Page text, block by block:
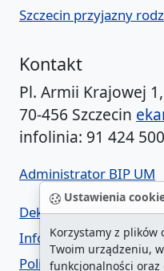
Ustawienia
Korzystamy z plików
Twoim urządzeniu,
funkcjonalności
Szczecin przyjazny
Kontakt
Pl. Armii Krajowej 1,
70-456 Szczecin
infolinia: 91 424
Administrator BIP UM
Deklaracja dostępności
Informacja o urzędzie
Polityka prywatności